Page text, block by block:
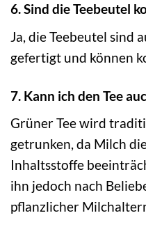
6. Sind die Teebeutel
Ja, die Teebeutel sind
gefertigt und können
7. Kann ich den Tee
Grüner Tee wird
getrunken, da Milch
Inhaltsstoffe
ihn jedoch nach
pflanzlicher